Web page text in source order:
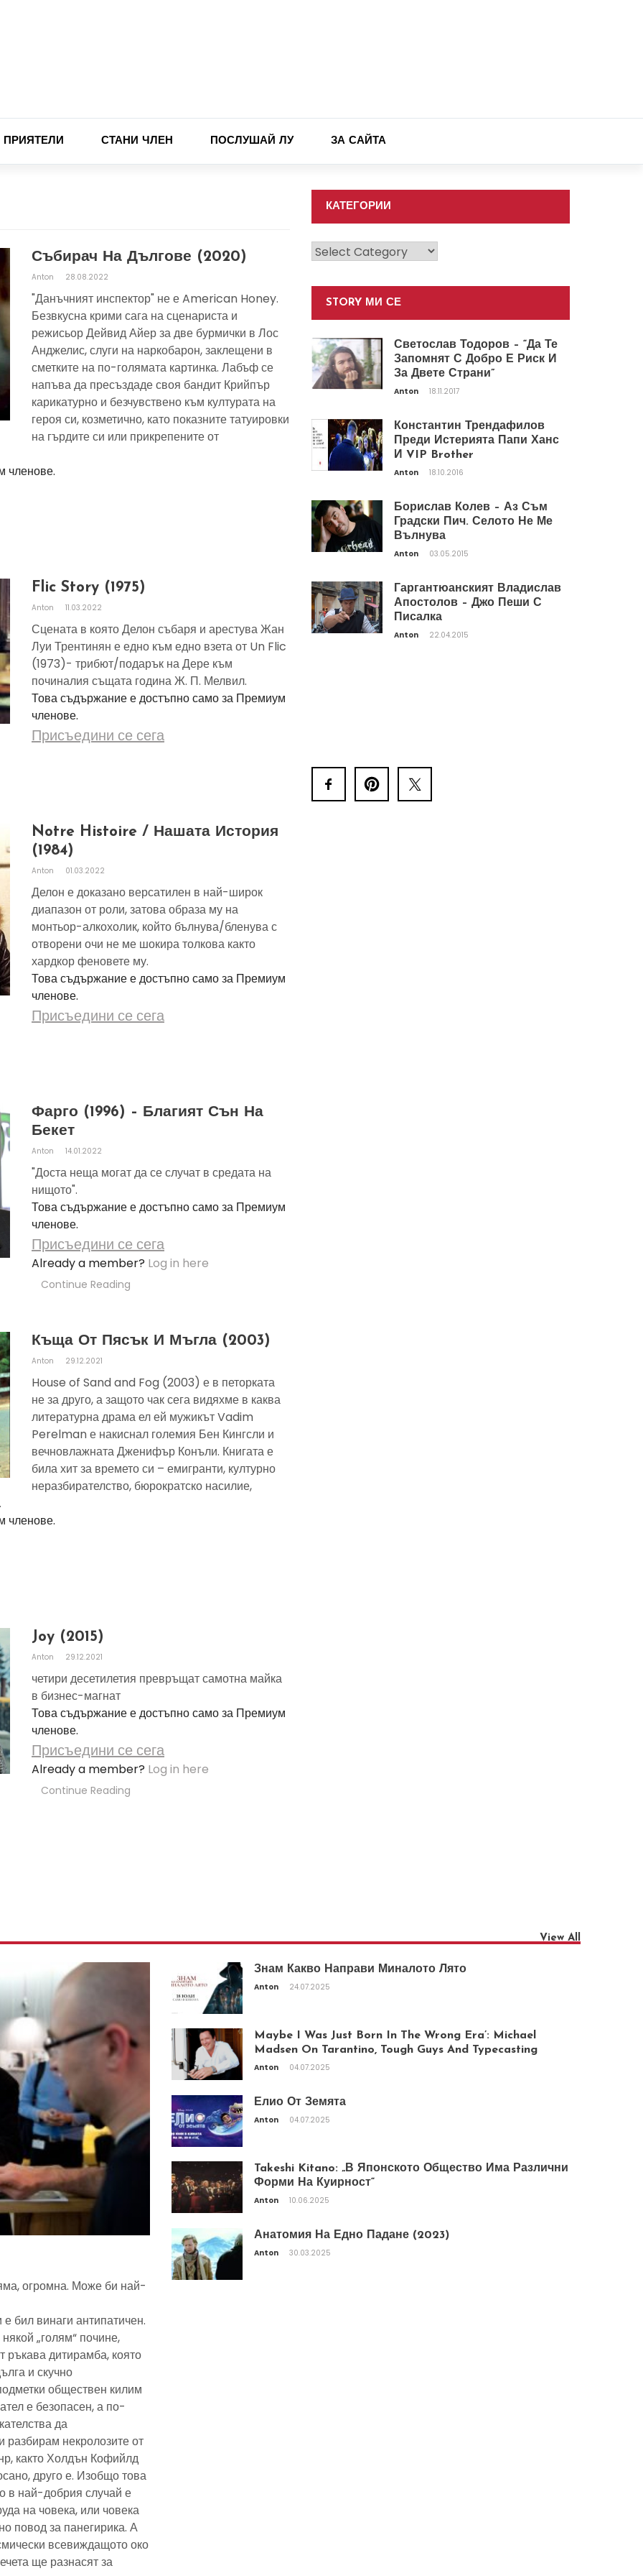
ПРИЯТЕЛИ СТАНИ ЧЛЕН ПОСЛУШАЙ ЛУ ЗА САЙТА
Събирач На Дългове (2020)
Anton 28.08.2022
"Данъчният инспектор" не е American Honey.
Безвкусна крими сага на сценариста и
режисьор Дейвид Айер за две бурмички в Лос
Анджелис, слуги на наркобарон, заклещени в
сметките на по-голямата картинка. Лабъф се
напъва да пресъздаде своя бандит Крийпър
карикатурно и безчувствено към културата на
героя си, козметично, като показните татуировки
на гърдите си или прикрепените от
членове.
Flic Story (1975)
Anton 11.03.2022
Сцената в която Делон събаря и арестува Жан
Луи Трентинян е едно към едно взета от Un Flic
(1973)- трибют/подарък на Дере към
починалия същата година Ж. П. Мелвил.
Това съдържание е достъпно само за Премиум
членове.
Присъедини се сега
Notre Histoire / Нашата История
(1984)
Anton 01.03.2022
Делон е доказано версатилен в най-широк
диапазон от роли, затова образа му на
монтьор-алкохолик, който бълнува/бленува с
отворени очи не ме шокира толкова както
хардкор феновете му.
Това съдържание е достъпно само за Премиум
членове.
Присъедини се сега
Фарго (1996) – Благият Сън На
Бекет
Anton 14.01.2022
"Доста неща могат да се случат в средата на
нищото".
Това съдържание е достъпно само за Премиум
членове.
Присъедини се сега
Already a member? Log in here
Continue Reading
Къща От Пясък И Мъгла (2003)
Anton 29.12.2021
House of Sand and Fog (2003) е в петорката
не за друго, а защото чак сега видяхме в каква
литературна драма ел ей мужикът Vadim
Perelman е накиснал големия Бен Кингсли и
вечновлажната Дженифър Конъли. Книгата е
била хит за времето си – емигранти, културно
неразбирателство, бюрократско насилие,
членове.
Joy (2015)
Anton 29.12.2021
четири десетилетия превръщат самотна майка
в бизнес-магнат
Това съдържание е достъпно само за Премиум
членове.
Присъедини се сега
Already a member? Log in here
Continue Reading
КАТЕГОРИИ
Категории
STORY МИ СЕ
Светослав Тодоров – “Да Те
Запомнят С Добро Е Риск И
За Двете Страни”
Anton 18.11.2017
Константин Трендафилов
Преди Истерията Папи Ханс
И VIP Brother
Anton 18.10.2016
Борислав Колев – Аз Съм
Градски Пич. Селото Не Ме
Вълнува
Anton 03.05.2015
Гаргантюанският Владислав
Апостолов – Джо Пеши С
Писалка
Anton 22.04.2015
View All
огромна. Може би най-
бил винаги антипатичен.
„голям“ почине,
ръкава дитирамба, която
и скучно
обществен килим
е безопасен, а по-
да
разбирам некролозите от
както Холдън Кофийлд
друго е. Изобщо това
в най-добрия случай е
на човека, или човека
повод за панегирика. А
всевиждащото око
ще разнасят за
Знам Какво Направи Миналото Лято
Anton 24.07.2025
Maybe I Was Just Born In The Wrong Era’: Michael
Madsen On Tarantino, Tough Guys And Typecasting
Anton 04.07.2025
Елио От Земята
Anton 04.07.2025
Takeshi Kitano: „В Японското Общество Има Различни
Форми На Куирност“
Anton 10.06.2025
Анатомия На Едно Падане (2023)
Anton 30.03.2025